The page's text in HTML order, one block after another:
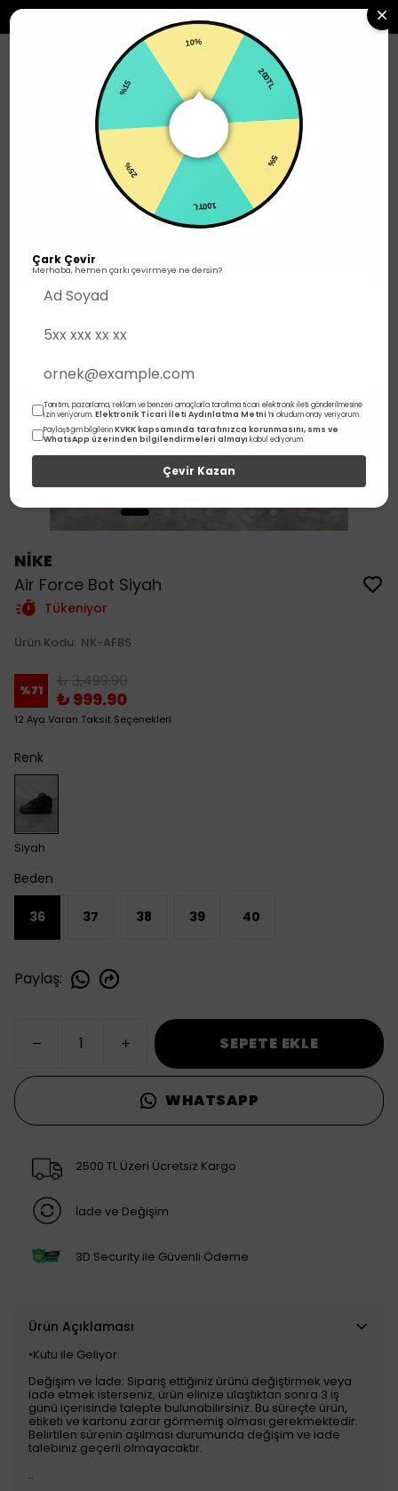
Günlük Giyim
NİKE
Air Force Bot Siyah
Tükeniyor
Ürün Kodu: NK-AFBS
%71 ₺ 3,499.90
₺ 999.90
12 Aya Varan Taksit Seçenekleri
Renk
Siyah
Beden
36 37 38 39 40
Paylaş:
SEPETE EKLE
WHATSAPP
2500 TL Üzeri Ücretsiz Kargo
İade ve Değişim
3D Security ile Güvenli Ödeme
Ürün Açıklaması
•Kutu ile Geliyor.
Değişim ve İade: Sipariş ettiğiniz ürünü değiştirmek veya
iade etmek isterseniz, ürün elinize ulaştıktan sonra 3 iş
günü içerisinde talepte bulunabilirsiniz. Bu süreçte ürün,
etiketi ve kartonu zarar görmemiş olması gerekmektedir.
Belirtilen sürenin aşılması durumunda değişim ve iade
talebiniz geçerli olmayacaktır.
..
10%
200TL
5%
100TL
25%
%15
Çark Çevir
Merhaba, hemen çarkı çevirmeye ne dersin?
Tanıtım, pazarlama, reklam ve benzeri amaçlarla tarafıma ticari elektronik ileti gönderilmesine
izin veriyorum.Elektronik Ticari İleti Aydınlatma Metni 'ni okudum onay veriyorum.
Paylaştığım bilgilerinKVKK kapsamında tarafınızca korunmasını, sms ve
WhatsApp üzerinden bilgilendirmeleri almayı kabul ediyorum.
Çevir Kazan